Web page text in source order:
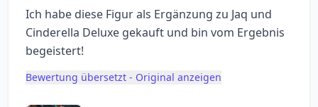
Ich habe diese Figur als Ergänzung zu Jaq und
Cinderella Deluxe gekauft und bin vom Ergebnis
begeistert!
Bewertung übersetzt - Original anzeigen